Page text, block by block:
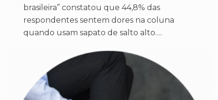
brasileira” constatou que 44,8% das
respondentes sentem dores na coluna
quando usam sapato de salto alto….